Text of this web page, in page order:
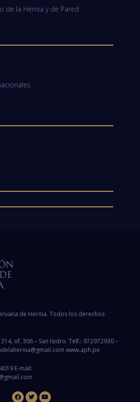
de la Hernia y de Pared
de Hernia. Todos los derechos
of. 306 – San Isidro. Telf.: 972972930 –
www.aph.pe
E-mail: